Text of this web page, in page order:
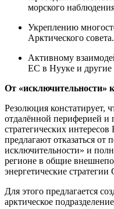
морского
Укреплению
Арктического совета.
Активному
ЕС в Нууке и другие
От «исключительности»
Резолюция констатирует,
отдалённой периферией и
стратегических
предлагают отказаться от
исключительности» и
регионе в общие
энергетические стратегии
Для этого предлагается
арктическое